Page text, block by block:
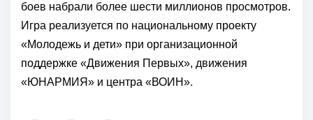
боев набрали более шести миллионов просмотров.
Игра реализуется по национальному проекту
«Молодежь и дети» при организационной
поддержке «Движения Первых», движения
«ЮНАРМИЯ» и центра «ВОИН».